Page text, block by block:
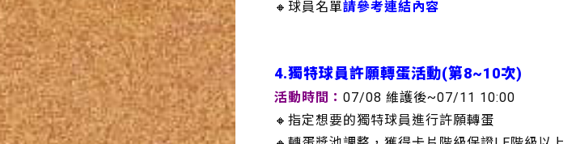
🔸球員名單請參考連結內容
4.獨特球員許願轉蛋活動(第8~10次)
活動時間：07/08 維護後~07/11 10:00
🔸指定想要的獨特球員進行許願轉蛋